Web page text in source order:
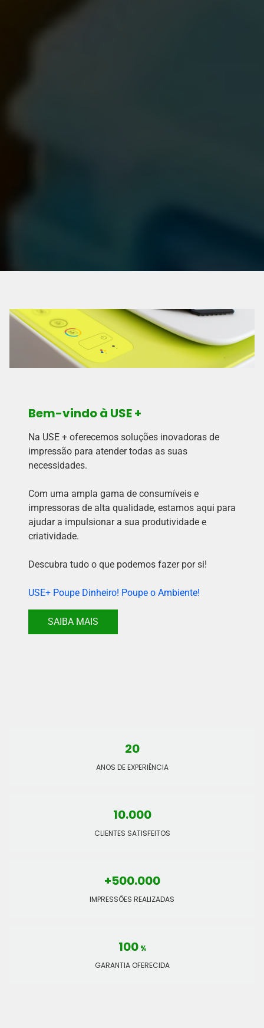
Bem-vindo à USE +
Na USE + oferecemos soluções inovadoras de
impressão para atender todas as suas
necessidades.
Com uma ampla gama de consumíveis e
impressoras de alta qualidade, estamos aqui para
ajudar a impulsionar a sua produtividade e
criatividade.
Descubra tudo o que podemos fazer por si!
USE+ Poupe Dinheiro! Poupe o Ambiente!
SAIBA MAIS
20
ANOS DE EXPERIÊNCIA
10.000
CLIENTES SATISFEITOS
+500.000
IMPRESSÕES REALIZADAS
100%
GARANTIA OFERECIDA